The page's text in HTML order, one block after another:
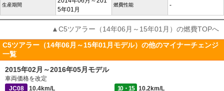
生産期間
5年01月
燃費性能 -
▲C5ツアラー（14年06月～15年01月）の燃費TOPへ
C5ツアラー（14年06月～15年01月モデル）の他のマイナーチェンジ
一覧
2015年02月～2016年05月モデル
車両価格を改定
JC08
10.4km/L 10・15 10.2km/L